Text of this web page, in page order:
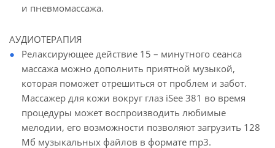
и пневмомассажа.
АУДИОТЕРАПИЯ
Релаксирующее действие 15 – минутного сеанса
массажа можно дополнить приятной музыкой,
которая поможет отрешиться от проблем и забот.
Массажер для кожи вокруг глаз iSee 381 во время
процедуры может воспроизводить любимые
мелодии, его возможности позволяют загрузить 128
Мб музыкальных файлов в формате mp3.